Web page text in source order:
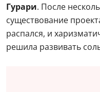
Гурари. После
существование
распался, и
решила развивать